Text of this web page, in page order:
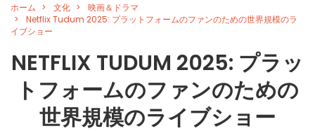
ホーム 文化
映画＆ドラマ
Netflix Tudum 2025: プラットフォームのファンのための世界規模のラ
イブショー
NETFLIX TUDUM 2025: プラッ
トフォームのファンのための
世界規模のライブショー